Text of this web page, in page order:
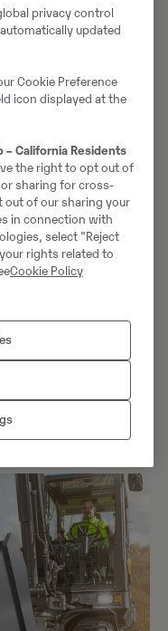
Detection
den perfekta
med flera redskap
och svinnet
skopval
Bluetooth-
redskapet, med
med
kan
redskapen finns,
privacy control
updated
Cookie Preference
icon displayed at the
– California Residents
the right to opt out of
sharing for cross-
out of our sharing your
in connection with
select "Reject
rights related to
Cookie Policy